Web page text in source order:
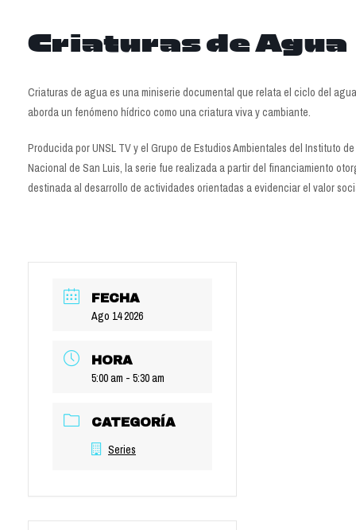
Criaturas de Agua
Criaturas de agua es una miniserie documental que relata el ciclo del
aborda un fenómeno hídrico como una criatura viva y cambiante.
Producida por UNSL TV y el Grupo de Estudios Ambientales del Instituto
Nacional de San Luis, la serie fue realizada a partir del financiamiento
destinada al desarrollo de actividades orientadas a evidenciar el valor
FECHA
Ago 14 2026
HORA
5:00 am - 5:30 am
CATEGORÍA
Series